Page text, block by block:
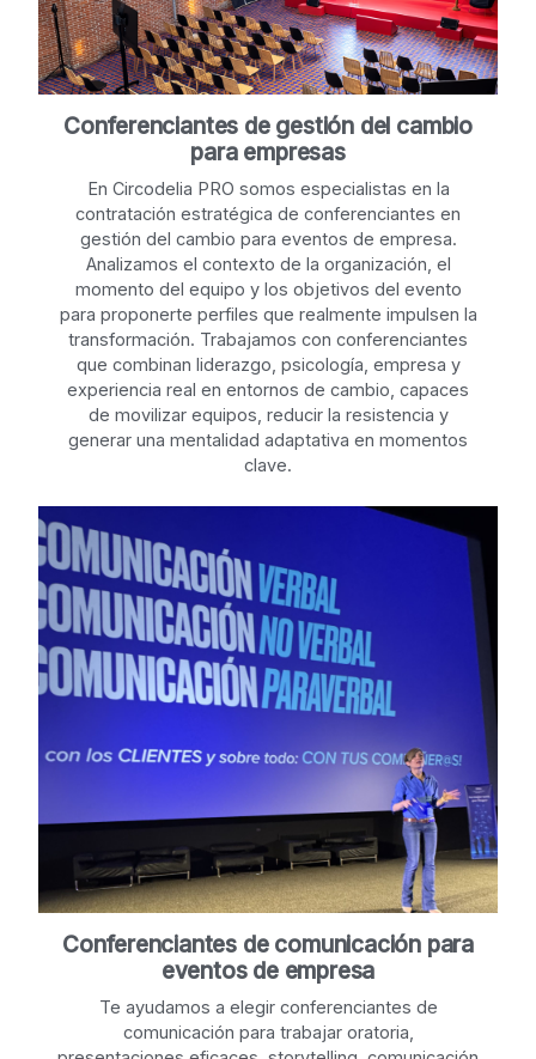
Conferenciantes de gestión del cambio
para empresas
En Circodelia PRO somos especialistas en la
contratación estratégica de conferenciantes en
gestión del cambio para eventos de empresa.
Analizamos el contexto de la organización, el
momento del equipo y los objetivos del evento
para proponerte perfiles que realmente impulsen la
transformación. Trabajamos con conferenciantes
que combinan liderazgo, psicología, empresa y
experiencia real en entornos de cambio, capaces
de movilizar equipos, reducir la resistencia y
generar una mentalidad adaptativa en momentos
clave.
Conferenciantes de comunicación para
eventos de empresa
Te ayudamos a elegir conferenciantes de
comunicación para trabajar oratoria,